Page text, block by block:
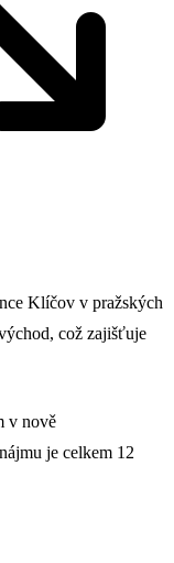
Klíčov v pražských
což zajišťuje
v nově
je celkem 12